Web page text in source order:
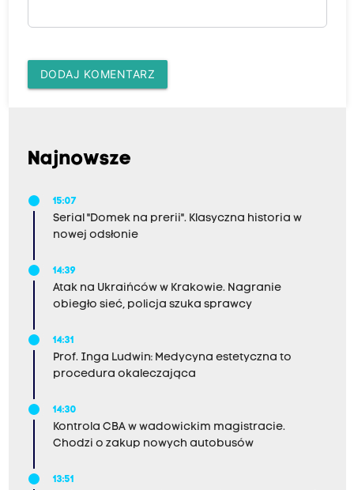
DODAJ KOMENTARZ
Najnowsze
15:07
Serial "Domek na prerii". Klasyczna historia w
nowej odsłonie
14:39
Atak na Ukraińców w Krakowie. Nagranie
obiegło sieć, policja szuka sprawcy
14:31
Prof. Inga Ludwin: Medycyna estetyczna to
procedura okaleczająca
14:30
Kontrola CBA w wadowickim magistracie.
Chodzi o zakup nowych autobusów
13:51